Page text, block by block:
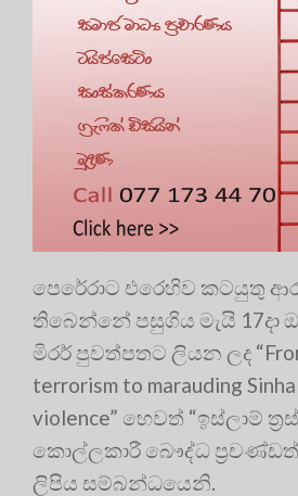
පෙරේරාට එරෙහිව කටයුතු
තිබෙන්නේ පසුගිය මැයි 17දා
මිරර් පුවත්පතට ලියන ලද
terrorism to marauding
violence” හෙවත් “ඉස්ලාම්
කොල්ලකාරී බෞද්ධ
ලිපිය සම්බන්ධයෙනි.